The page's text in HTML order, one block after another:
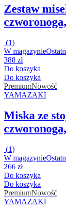
Zestaw
(1)
W magazynie
388 zł
Do koszyka
Do koszyka
PremiumNowość
YAMAZAKI
Miska ze
(1)
W magazynie
266 zł
Do koszyka
Do koszyka
PremiumNowość
YAMAZAKI